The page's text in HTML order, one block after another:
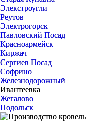
Элекстроугли
Реутов
Электрогорск
Павловский Посад
Красноармейск
Киржач
Сергиев Посад
Софрино
Железнодорожный
Ивантеевка
Жегалово
Подольск